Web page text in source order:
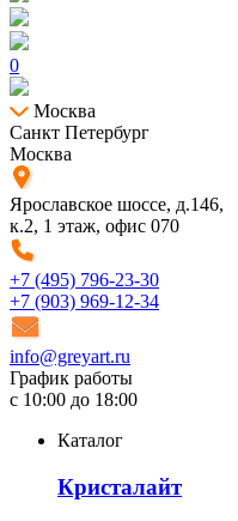
0
Москва
Санкт Петербург
Москва
Ярославское шоссе, д.146,
к.2, 1 этаж, офис 070
+7 (495) 796-23-30
+7 (903) 969-12-34
info@greyart.ru
График работы
с 10:00 до 18:00
Каталог
Кристалайт